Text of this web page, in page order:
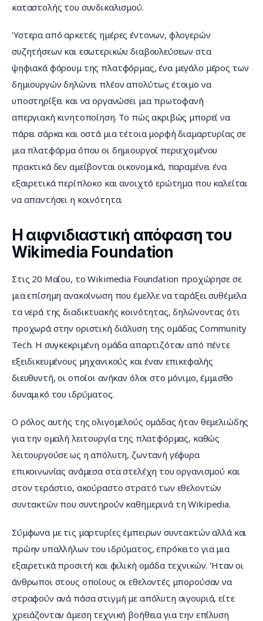
καταστολής του συνδικαλισμού.
Ύστερα από αρκετές ημέρες έντονων, φλογερών
συζητήσεων και εσωτερικών διαβουλεύσεων στα
ψηφιακά φόρουμ της πλατφόρμας, ένα μεγάλο μέρος των
δημιουργών δηλώνει πλέον απολύτως έτοιμο να
υποστηρίξει και να οργανώσει μια πρωτοφανή
απεργιακή κινητοποίηση. Το πώς ακριβώς μπορεί να
πάρει σάρκα και οστά μια τέτοια μορφή διαμαρτυρίας σε
μια πλατφόρμα όπου οι δημιουργοί περιεχομένου
πρακτικά δεν αμείβονται οικονομικά, παραμένει ένα
εξαιρετικά περίπλοκο και ανοιχτό ερώτημα που καλείται
να απαντήσει η κοινότητα.
Η αιφνιδιαστική απόφαση του
Wikimedia Foundation
Στις 20 Μαΐου, το Wikimedia Foundation προχώρησε σε
μια επίσημη ανακοίνωση που έμελλε να ταράξει συθέμελα
τα νερά της διαδικτυακής κοινότητας, δηλώνοντας ότι
προχωρά στην οριστική διάλυση της ομάδας Community
Tech. Η συγκεκριμένη ομάδα απαρτιζόταν από πέντε
εξειδικευμένους μηχανικούς και έναν επικεφαλής
διευθυντή, οι οποίοι ανήκαν όλοι στο μόνιμο, έμμισθο
δυναμικό του ιδρύματος.
Ο ρόλος αυτής της ολιγομελούς ομάδας ήταν θεμελιώδης
για την ομαλή λειτουργία της πλατφόρμας, καθώς
λειτουργούσε ως η απόλυτη, ζωντανή γέφυρα
επικοινωνίας ανάμεσα στα στελέχη του οργανισμού και
στον τεράστιο, ακούραστο στρατό των εθελοντών
συντακτών που συντηρούν καθημερινά τη Wikipedia.
Σύμφωνα με τις μαρτυρίες έμπειρων συντακτών αλλά και
πρώην υπαλλήλων του ιδρύματος, επρόκειτο για μια
εξαιρετικά προσιτή και φιλική ομάδα τεχνικών. Ήταν οι
άνθρωποι στους οποίους οι εθελοντές μπορούσαν να
στραφούν ανά πάσα στιγμή με απόλυτη σιγουριά, είτε
χρειάζονταν άμεση τεχνική βοήθεια για την επίλυση